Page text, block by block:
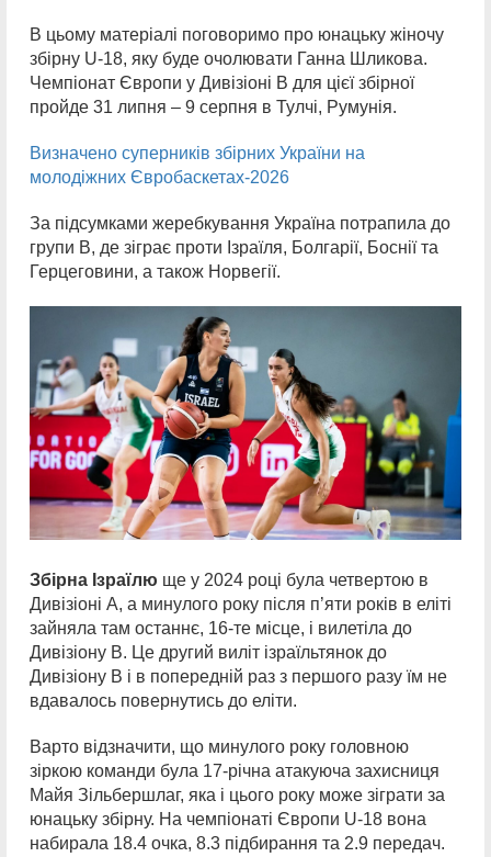
В цьому матеріалі поговоримо про юнацьку жіночу
збірну U-18, яку буде очолювати Ганна Шликова.
Чемпіонат Європи у Дивізіоні В для цієї збірної
пройде 31 липня – 9 серпня в Тулчі, Румунія.
Визначено суперників збірних України на
молодіжних Євробаскетах-2026
За підсумками жеребкування Україна потрапила до
групи В, де зіграє проти Ізраїля, Болгарії, Боснії та
Герцеговини, а також Норвегії.
Збірна Ізраїлю ще у 2024 році була четвертою в
Дивізіоні А, а минулого року після п’яти років в еліті
зайняла там останнє, 16-те місце, і вилетіла до
Дивізіону В. Це другий виліт ізраїльтянок до
Дивізіону В і в попередній раз з першого разу їм не
вдавалось повернутись до еліти.
Варто відзначити, що минулого року головною
зіркою команди була 17-річна атакуюча захисниця
Майя Зільбершлаг, яка і цього року може зіграти за
юнацьку збірну. На чемпіонаті Європи U-18 вона
набирала 18.4 очка, 8.3 підбирання та 2.9 передач.